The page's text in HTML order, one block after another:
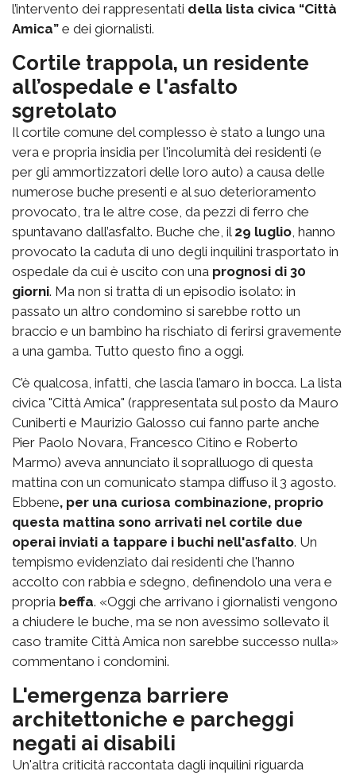
l’intervento dei rappresentati della lista civica “Città
Amica” e dei giornalisti.
Cortile trappola, un residente
all’ospedale e l'asfalto
sgretolato
Il cortile comune del complesso è stato a lungo una
vera e propria insidia per l'incolumità dei residenti (e
per gli ammortizzatori delle loro auto) a causa delle
numerose buche presenti e al suo deterioramento
provocato, tra le altre cose, da pezzi di ferro che
spuntavano dall’asfalto. Buche che, il 29 luglio, hanno
provocato la caduta di uno degli inquilini trasportato in
ospedale da cui è uscito con una prognosi di 30
giorni. Ma non si tratta di un episodio isolato: in
passato un altro condomino si sarebbe rotto un
braccio e un bambino ha rischiato di ferirsi gravemente
a una gamba. Tutto questo fino a oggi.
C’è qualcosa, infatti, che lascia l’amaro in bocca. La lista
civica "Città Amica" (rappresentata sul posto da Mauro
Cuniberti e Maurizio Galosso cui fanno parte anche
Pier Paolo Novara, Francesco Citino e Roberto
Marmo) aveva annunciato il sopralluogo di questa
mattina con un comunicato stampa diffuso il 3 agosto.
Ebbene, per una curiosa combinazione, proprio
questa mattina sono arrivati nel cortile due
operai inviati a tappare i buchi nell'asfalto. Un
tempismo evidenziato dai residenti che l'hanno
accolto con rabbia e sdegno, definendolo una vera e
propria beffa. «Oggi che arrivano i giornalisti vengono
a chiudere le buche, ma se non avessimo sollevato il
caso tramite Città Amica non sarebbe successo nulla»
commentano i condomini.
L'emergenza barriere
architettoniche e parcheggi
negati ai disabili
Un'altra criticità raccontata dagli inquilini riguarda